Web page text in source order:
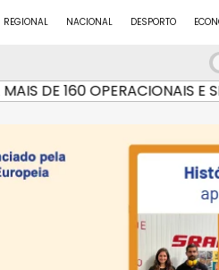
REGIONAL NACIONAL DESPORTO
DE 160 OPERACIONAIS E